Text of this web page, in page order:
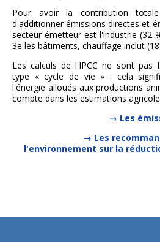
Pour avoir la contribution
d'additionner émissions directes et
secteur émetteur est l'industrie (32
3e les bâtiments, chauffage inclut
Les calculs de l'IPCC ne sont pas
type « cycle de vie » : cela
l'énergie alloués aux productions
compte dans les estimations
Les
Les
l'environnement sur la